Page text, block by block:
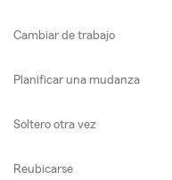
Cambiar de trabajo
Planificar una mudanza
Soltero otra vez
Reubicarse